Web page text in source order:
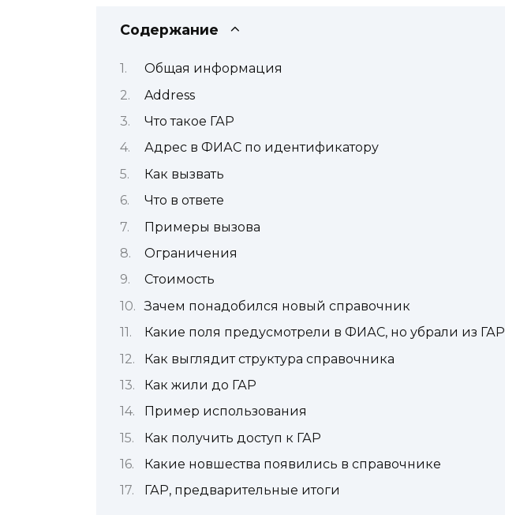
Содержание
Общая информация
Address
Что такое ГАР
Адрес в ФИАС по идентификатору
Как вызвать
Что в ответе
Примеры вызова
Ограничения
Стоимость
Зачем понадобился новый справочник
Какие поля предусмотрели в ФИАС, но убрали из ГАР
Как выглядит структура справочника
Как жили до ГАР
Пример использования
Как получить доступ к ГАР
Какие новшества появились в справочнике
ГАР, предварительные итоги